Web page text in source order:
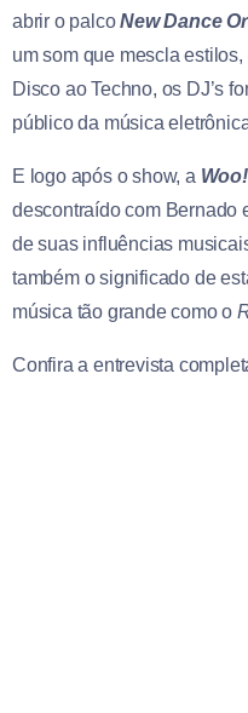
abrir o palcoNew Dance
um som que mescla
Disco ao Techno, os DJ’s
público da música
E logo após o show, a
descontraído com Bernado
de suas influências
também o significado de
música tão grande como o
Confira a entrevista